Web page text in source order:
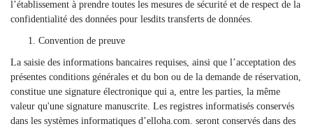
l’établissement à prendre toutes les mesures de sécurité et de respect de la
confidentialité des données pour lesdits transferts de données.
Convention de preuve
La saisie des informations bancaires requises, ainsi que l’acceptation des
présentes conditions générales et du bon ou de la demande de réservation,
constitue une signature électronique qui a, entre les parties, la même
valeur qu'une signature manuscrite. Les registres informatisés conservés
dans les systèmes informatiques d’elloha.com. seront conservés dans des